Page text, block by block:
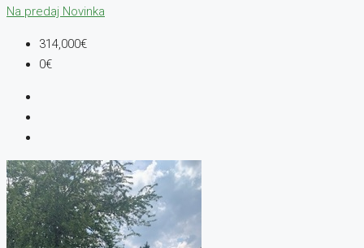
Na predaj Novinka
314,000€
0€